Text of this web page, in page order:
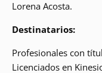
Lorena Acosta.
Destinatarios:
Profesionales con
Licenciados en